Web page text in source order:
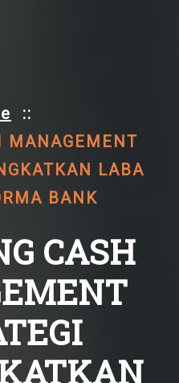
::
MANAGEMENT
LABA
BANK
CASH